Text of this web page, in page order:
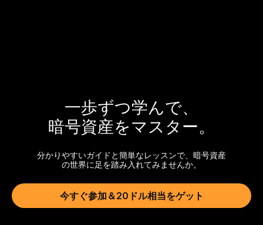
一歩ずつ学んで、
暗号資産をマスター。
分かりやすいガイドと簡単なレッスンで、暗号資産
の世界に足を踏み入れてみませんか。
今すぐ参加＆20ドル相当をゲット